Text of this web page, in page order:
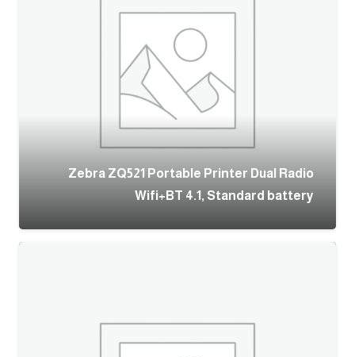
Zebra ZQ521 Portable Printer Dual Radio
Wifi+BT 4.1, Standard battery